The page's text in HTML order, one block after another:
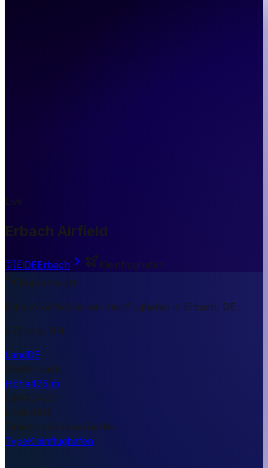
Live
Erbach Airfield
🇩🇪DEErbach
Kleinflughafen
Kurzantwort
Erbach Airfield ist ein Kleinflughafen in Erbach, DE.
475 m ü. NN.
LandDE
StadtErbach
Höhe475 m
Lat48.3422
Lng9.9161
TimezoneEurope/Berlin
TypeKleinflughafen